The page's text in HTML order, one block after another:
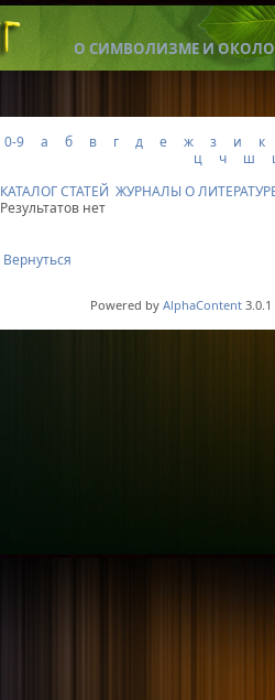
О СИМВОЛИЗМЕ И ОКОЛО
0-9 а б в г д е ж з и
к
ц
ч ш
КАТАЛОГ СТАТЕЙ ЖУРНАЛЫ О
Результатов нет
Вернуться
Powered by AlphaContent3.0.1